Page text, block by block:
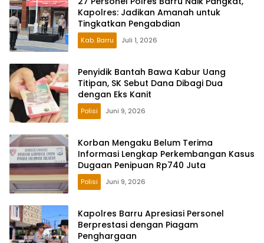
Kapolres: Jadikan Amanah untuk
Tingkatkan Pengabdian
Kab. Barru Juli 1, 2026
Penyidik Bantah Bawa Kabur Uang
Titipan, SK Sebut Dana Dibagi Dua
dengan Eks Kanit
Polisi Juni 9, 2026
Korban Mengaku Belum Terima
Informasi Lengkap Perkembangan Kasus
Dugaan Penipuan Rp740 Juta
Polisi Juni 9, 2026
Kapolres Barru Apresiasi Personel
Berprestasi dengan Piagam
Penghargaan